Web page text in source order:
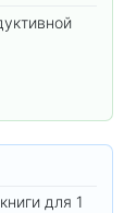
для 1